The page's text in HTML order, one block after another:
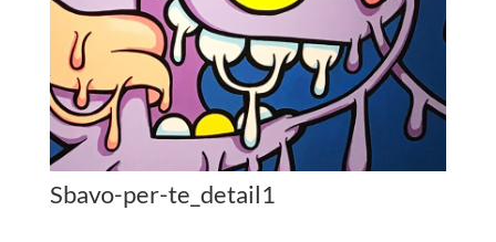
Sbavo-per-te_detail1